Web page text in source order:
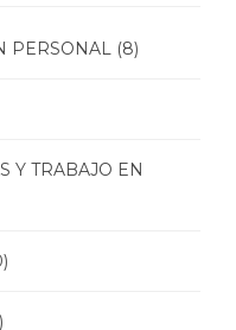
PERSONAL (8)
Y TRABAJO EN